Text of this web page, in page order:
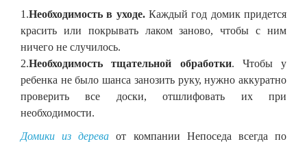
1.Необходимость в уходе.Каждый год домик придется
красить или покрывать лаком заново, чтобы с ним
ничего не случилось.
2.Необходимость тщательной обработки. Чтобы у
ребенка не было шанса занозить руку, нужно аккуратно
проверить все доски, отшлифовать их при
необходимости.
Домики из дерева от компании Непоседа всегда по